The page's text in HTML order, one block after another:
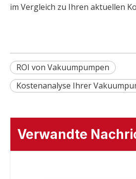
im Vergleich zu Ihren aktuellen
ROI von Vakuumpumpen
Kostenanalyse Ihrer
Verwandte